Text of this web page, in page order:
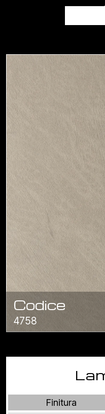
Codice
4758
Finitura